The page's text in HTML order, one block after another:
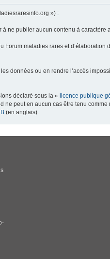
») :
ne publier aucun contenu à caractère
maladies rares et d’élaboration
données ou en rendre l’accès
déclaré sous la « licence publique
peut en aucun cas être tenu
(en anglais).